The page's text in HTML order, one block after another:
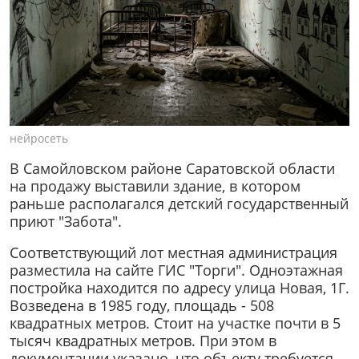
нейросеть
В Самойловском районе Саратовской области
на продажу выставили здание, в котором
раньше располагался детский государственный
приют "Забота".
Соответствующий лот местная администрация
разместила на сайте ГИС "Торги". Одноэтажная
постройка находится по адресу улица Новая, 1Г.
Возведена в 1985 году, площадь - 508
квадратных метров. Стоит на участке почти в 5
тысяч квадратных метров. При этом в